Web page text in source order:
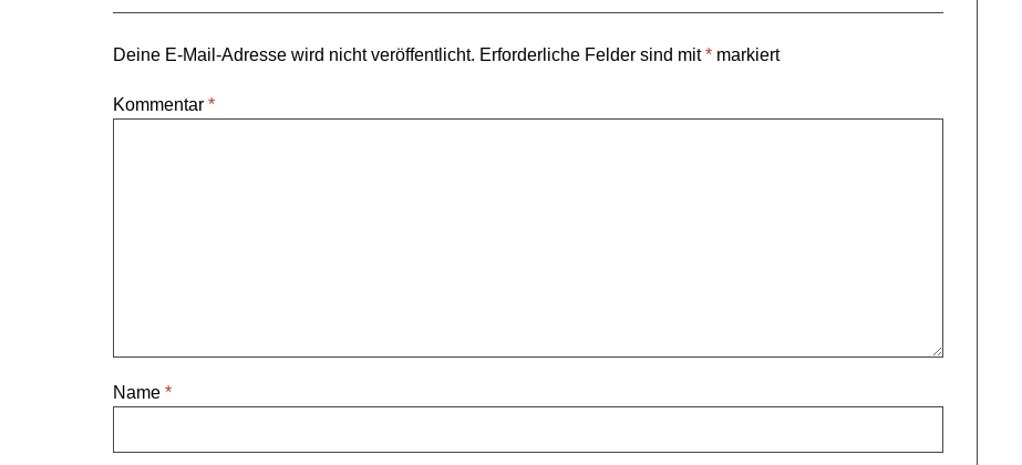
Deine E-Mail-Adresse wird nicht veröffentlicht. Erforderliche Felder sind mit* markiert
Kommentar *
Name *